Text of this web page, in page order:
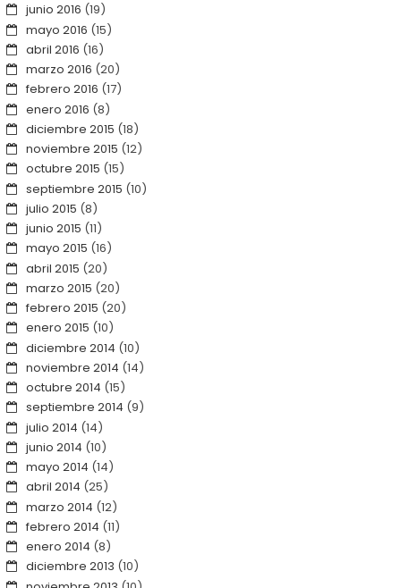
junio 2016 (19)
mayo 2016 (15)
abril 2016 (16)
marzo 2016 (20)
febrero 2016 (17)
enero 2016 (8)
diciembre 2015 (18)
noviembre 2015 (12)
octubre 2015 (15)
septiembre 2015 (10)
julio 2015 (8)
junio 2015 (11)
mayo 2015 (16)
abril 2015 (20)
marzo 2015 (20)
febrero 2015 (20)
enero 2015 (10)
diciembre 2014 (10)
noviembre 2014 (14)
octubre 2014 (15)
septiembre 2014 (9)
julio 2014 (14)
junio 2014 (10)
mayo 2014 (14)
abril 2014 (25)
marzo 2014 (12)
febrero 2014 (11)
enero 2014 (8)
diciembre 2013 (10)